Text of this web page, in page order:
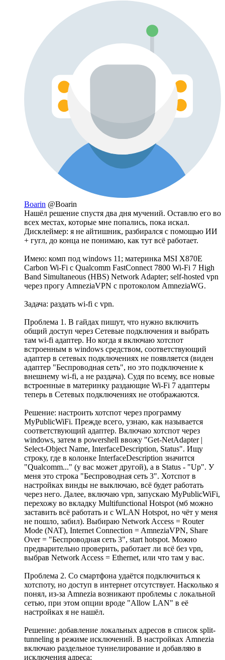
Boarin @Boarin
Нашёл решение спустя два дня мучений. Оставлю его во
всех местах, которые мне попались, пока искал.
Дисклеймер: я не айтишник, разбирался с помощью ИИ
+ гугл, до конца не понимаю, как тут всё работает.
Имею: комп под windows 11; материнка MSI X870E
Carbon Wi-Fi с Qualcomm FastConnect 7800 Wi-Fi 7 High
Band Simultaneous (HBS) Network Adapter; self-hosted vpn
через прогу AmneziaVPN с протоколом AmneziaWG.
Задача: раздать wi-fi с vpn.
Проблема 1. В гайдах пишут, что нужно включить
общий доступ через Сетевые подключения и выбрать
там wi-fi адаптер. Но когда я включаю хотспот
встроенным в windows средством, соответствующий
адаптер в сетевых подключениях не появляется (виден
адаптер "Беспроводная сеть", но это подключение к
внешнему wi-fi, а не раздача). Судя по всему, все новые
встроенные в материнку раздающие Wi-Fi 7 адаптеры
теперь в Сетевых подключениях не отображаются.
Решение: настроить хотспот через программу
MyPublicWiFi. Прежде всего, узнаю, как называется
соответствующий адаптер. Включаю хотспот через
windows, затем в powershell ввожу "Get-NetAdapter |
Select-Object Name, InterfaceDescription, Status". Ищу
строку, где в колонке InterfaceDescription значится
"Qualcomm..." (у вас может другой), а в Status - "Up". У
меня это строка "Беспроводная сеть 3". Хотспот в
настройках винды не выключаю, всё будет работать
через него. Далее, включаю vpn, запускаю MyPublicWiFi,
перехожу во вкладку Multifunctional Hotspot (мб можно
заставить всё работать и с WLAN Hotspot, но чёт у меня
не пошло, забил). Выбираю Network Access = Router
Mode (NAT), Internet Connection = AmneziaVPN, Share
Over = "Беспроводная сеть 3", start hotspot. Можно
предварительно проверить, работает ли всё без vpn,
выбрав Network Access = Ethernet, или что там у вас.
Проблема 2. Со смартфона удаётся подключиться к
хотспоту, но доступ в интернет отсутствует. Насколько я
понял, из-за Amnezia возникают проблемы с локальной
сетью, при этом опции вроде "Allow LAN" в её
настройках я не нашёл.
Решение: добавление локальных адресов в список split-
tunneling в режиме исключений. В настройках Amnezia
включаю раздельное туннелирование и добавляю в
исключения адреса: